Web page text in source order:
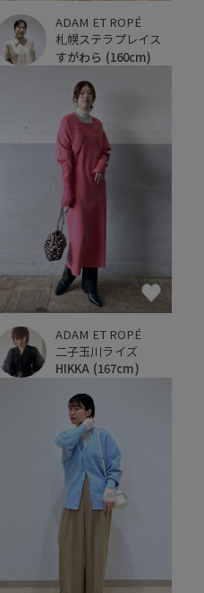
ADAM ET ROPÉ
札幌ステラプレイス
すがわら (160cm)
ADAM ET ROPÉ
二子玉川ライズ
HIKKA (167cm)